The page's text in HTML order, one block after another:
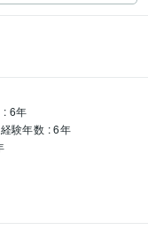
: 6年
経験年数 : 6年